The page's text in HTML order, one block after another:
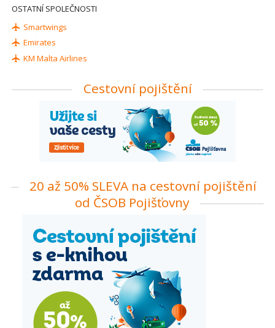
OSTATNÍ SPOLEČNOSTI
Smartwings
Emirates
KM Malta Airlines
Cestovní pojištění
20 až 50% SLEVA na cestovní pojištění
od ČSOB Pojišťovny